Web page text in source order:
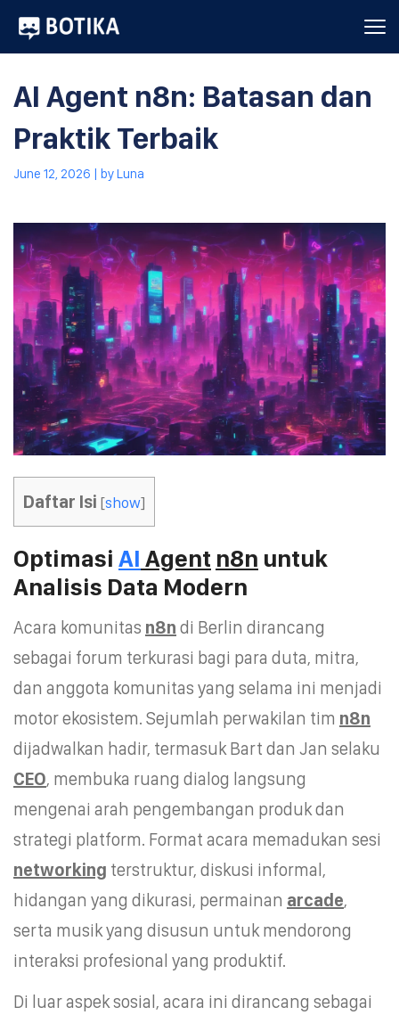
AI Agent n8n: Batasan dan
Praktik Terbaik
June 12, 2026 | byLuna
Daftar Isi [show]
Optimasi AI Agent n8n untuk
Analisis Data Modern
Acara komunitas n8n di Berlin dirancang
sebagai forum terkurasi bagi para duta, mitra,
dan anggota komunitas yang selama ini menjadi
motor ekosistem. Sejumlah perwakilan tim n8n
dijadwalkan hadir, termasuk Bart dan Jan selaku
CEO, membuka ruang dialog langsung
mengenai arah pengembangan produk dan
strategi platform. Format acara memadukan sesi
networking terstruktur, diskusi informal,
hidangan yang dikurasi, permainan arcade,
serta musik yang disusun untuk mendorong
interaksi profesional yang produktif.
Di luar aspek sosial, acara ini dirancang sebagai